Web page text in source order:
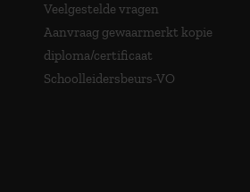
Veelgestelde vragen
Aanvraag gewaarmerkt kopie
diploma/certificaat
Schoolleidersbeurs-VO